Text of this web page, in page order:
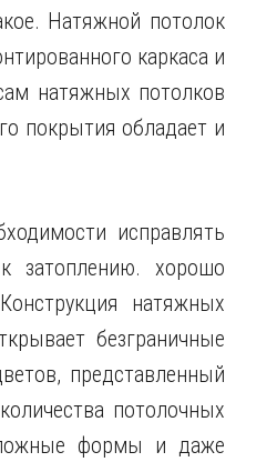
Натяжной потолок
каркаса и
натяжных потолков
покрытия обладает и
исправлять
затоплению. хорошо
натяжных
безграничные
представленный
потолочных
формы и даже